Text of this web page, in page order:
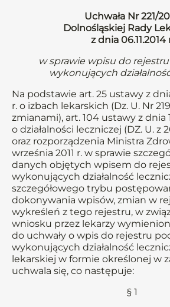
Uchwała Nr 221/
Dolnośląskiej Rady
z dnia 06.11.2014
w sprawie wpisu do
wykonujących
Na podstawie art. 25 ustawy z
r. o izbach lekarskich (Dz. U. Nr
zmianami), art. 104 ustawy z dnia
o działalności leczniczej (DZ. U. z
oraz rozporządzenia Ministra
września 2011 r. w sprawie
danych objętych wpisem do
wykonujących działalność
szczegółowego trybu
dokonywania wpisów, zmian w
wykreśleń z tego rejestru, w
wniosku przez lekarzy
do uchwały o wpis do rejestru
wykonujących działalność
lekarskiej w formie określonej w
uchwala się, co następuje:
§ 1